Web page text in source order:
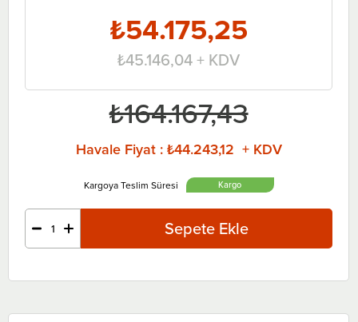
₺164.167,43
₺54.175,25
₺45.146,04+ KDV
Havale Fiyat : ₺44.243,12 + KDV